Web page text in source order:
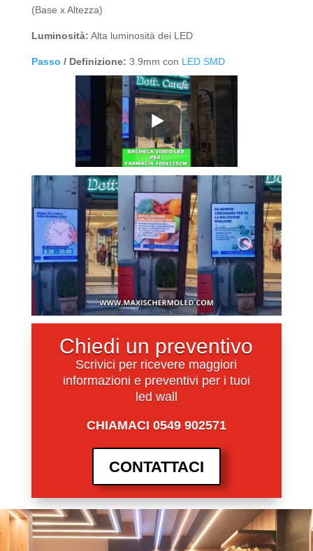
(Base x Altezza)
Luminosità: Alta luminosità dei LED
Passo / Definizione: 3.9mm con LED SMD
Chiedi un preventivo
Scrivici per ricevere maggiori
informazioni e preventivi per i tuoi
led wall
CHIAMACI 0549 902571
CONTATTACI